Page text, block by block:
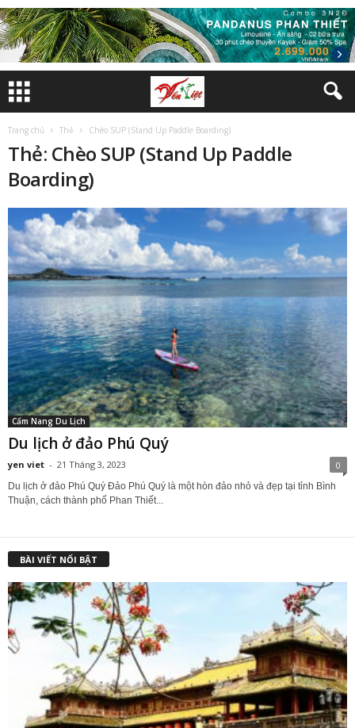
Trang chủ Thẻ Chèo SUP (Stand Up Paddle Boarding)
Thẻ: Chèo SUP (Stand Up Paddle
Boarding)
Cẩm Nang Du Lịch
Du lịch ở đảo Phú Quý
yen viet - 21 Tháng 3, 2023 0
Du lịch ở đảo Phú Quý Đảo Phú Quý là một hòn đảo nhỏ và đẹp tại tỉnh Bình
Thuận, cách thành phố Phan Thiết...
BÀI VIẾT NỔI BẬT